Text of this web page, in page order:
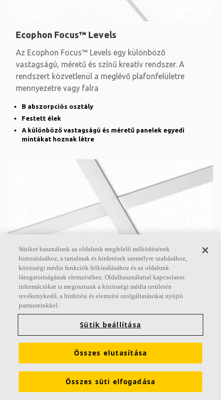
Ecophon Focus™ Levels
Az Ecophon Focus™ Levels egy különböző
vastagságú, méretű és színű kreatív rendszer. A
rendszert közvetlenül a meglévő plafonfelületre
mennyezetre vagy falra
B abszorpciós osztály
Festett élek
A különböző vastagságú és méretű panelek egyedi
mintákat hoznak létre
Ecophon Master™ A
Az Ecophon Master™ A látható rácsrendszerű.
Minden egyes lap könnyen leszerelhető. Alkalmas
nyitott terű irodákba vagy más olyan helyiségekbe,
ahol szigorú
Nagy formátumban készül és könnyen leszerelhető
Sütiket használunk az oldalunk megfelelő működésének
biztosításához, a tartalmak és hirdetések személyre szabásához,
közösségi média funkciók felkínálásához és az oldalunk
látogatottságának elemzéséhez. Oldalhasználattal kapcsolatos
információkat is megosztunk a közösségi média területén
tevékenykedő, a hirdetési és elemzési szolgáltatásokat nyújtó
partnereinkkel.
Sütik beállítása
Összes elutasítása
Összes süti elfogadása